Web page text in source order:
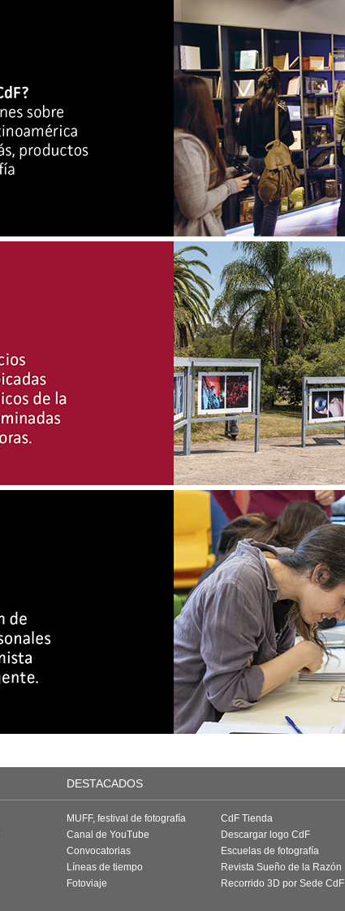
DESTACADOS
MUFF, festival de fotografía
Canal de YouTube
Convocatorias
Líneas de tiempo
Fotoviaje
CdF Tienda
Descargar logo CdF
Escuelas de fotografía
Revista Sueño de la Razón
Recorrido 3D por Sede CdF